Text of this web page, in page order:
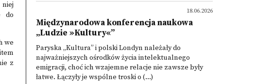
do
we
z
18.06.2026
Międzynarodowa konferencja naukowa
„Ludzie »Kultury«”
Paryska „Kultura” i polski Londyn należały do
najważniejszych ośrodków życia intelektualnego
emigracji, choć ich wzajemne relacje nie zawsze były
łatwe. Łączyły je wspólne troski o (...)